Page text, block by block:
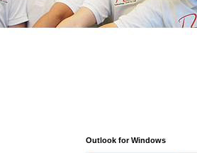
Outlook for Windows